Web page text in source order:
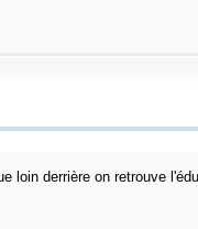
loin derrière on retrouve